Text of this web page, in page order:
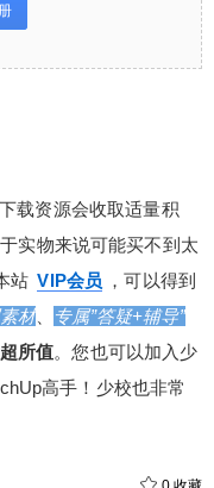
载资源会收取适量积
实物来说可能买不到太
站 VIP会员 ，可以得到
材
专属”答疑+辅导”
所值。您也可以加入少
高手！少校也非常
给少校-LA打赏
10 元
自定义
付费内容